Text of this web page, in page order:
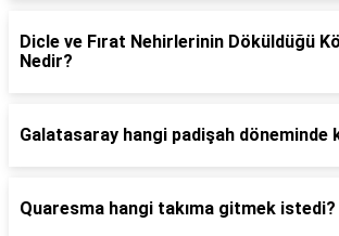
Dicle ve Fırat Nehirlerinin Döküldüğü
Nedir?
Galatasaray hangi padişah döneminde
Quaresma hangi takıma gitmek istedi?